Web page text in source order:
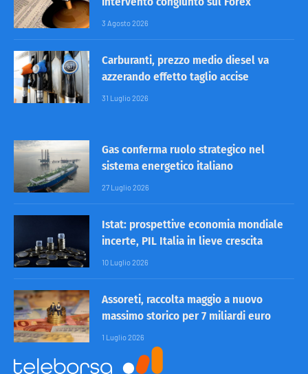
3 Agosto 2026
Carburanti, prezzo medio diesel va
azzerando effetto taglio accise
31 Luglio 2026
Gas conferma ruolo strategico nel
sistema energetico italiano
27 Luglio 2026
Istat: prospettive economia mondiale
incerte, PIL Italia in lieve crescita
10 Luglio 2026
Assoreti, raccolta maggio a nuovo
massimo storico per 7 miliardi euro
1 Luglio 2026